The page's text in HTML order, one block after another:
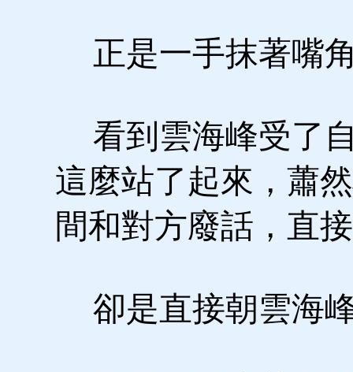
正是一手抹著嘴
看到雲海峰受了
這麼站了起來，蕭
間和對方廢話，直
卻是直接朝雲海